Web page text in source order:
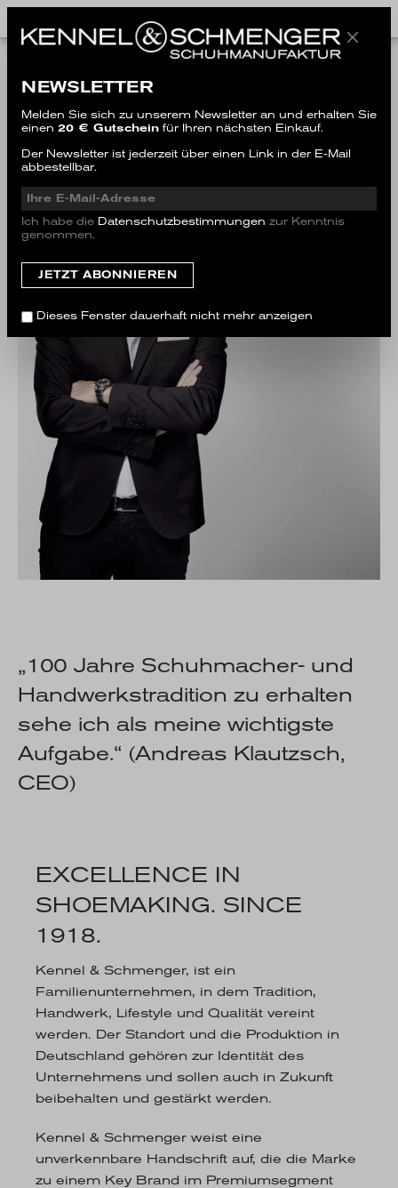
THE COMPANY
„100 Jahre Schuhmacher- und
Handwerkstradition zu erhalten
sehe ich als meine wichtigste
Aufgabe.“ (Andreas Klautzsch,
CEO)
EXCELLENCE IN
SHOEMAKING. SINCE
1918.
Kennel & Schmenger, ist ein
Familienunternehmen, in dem Tradition,
Handwerk, Lifestyle und Qualität vereint
werden. Der Standort und die Produktion in
Deutschland gehören zur Identität des
Unternehmens und sollen auch in Zukunft
beibehalten und gestärkt werden.
Kennel & Schmenger weist eine
unverkennbare Handschrift auf, die die Marke
zu einem Key Brand im Premiumsegment
NEWSLETTER
Melden Sie sich zu unserem Newsletter an und erhalten Sie
einen 20 € Gutschein für Ihren nächsten Einkauf.
Der Newsletter ist jederzeit über einen Link in der E-Mail
abbestellbar.
Ich habe die Datenschutzbestimmungen zur Kenntnis
genommen.
Dieses Fenster dauerhaft nicht mehr anzeigen